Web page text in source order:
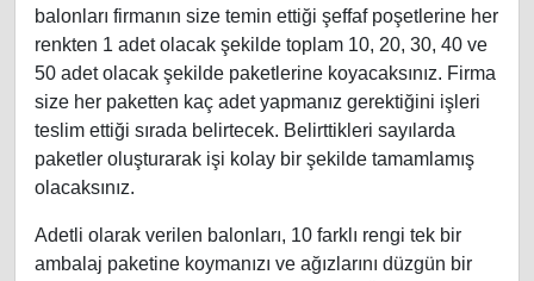
balonları firmanın size temin ettiği şeffaf poşetlerine her
renkten 1 adet olacak şekilde toplam 10, 20, 30, 40 ve
50 adet olacak şekilde paketlerine koyacaksınız. Firma
size her paketten kaç adet yapmanız gerektiğini işleri
teslim ettiği sırada belirtecek. Belirttikleri sayılarda
paketler oluşturarak işi kolay bir şekilde tamamlamış
olacaksınız.
Adetli olarak verilen balonları, 10 farklı rengi tek bir
ambalaj paketine koymanızı ve ağızlarını düzgün bir